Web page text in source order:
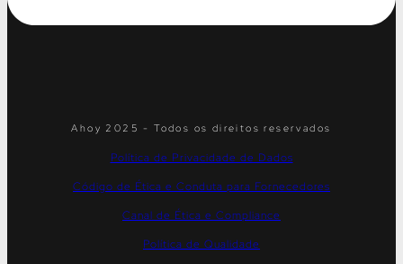
Ahoy 2025 - Todos os direitos reservados
Política de Privacidade de Dados
Código de Ética e Conduta para Fornecedores
Canal de Ética e Compliance
Política de Qualidade